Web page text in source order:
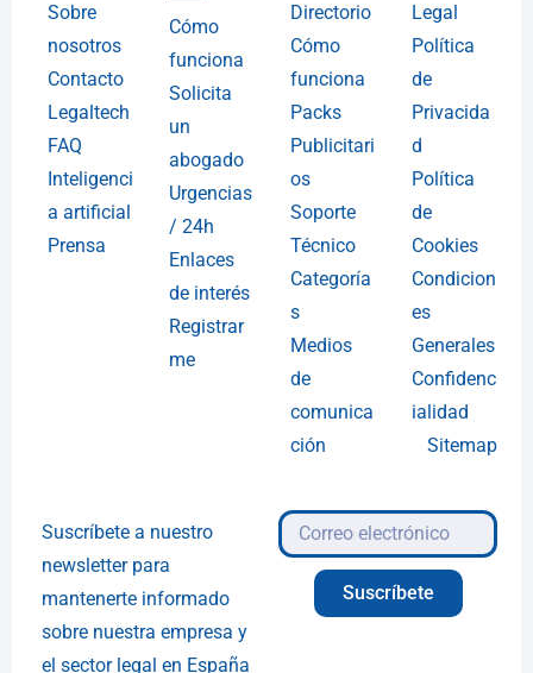
Sobre
nosotros
Contacto
Legaltech
FAQ
Inteligenci
a artificial
Prensa
Cómo
funciona
Solicita
un
abogado
Urgencias
/ 24h
Enlaces
de interés
Registrar
me
Directorio
Cómo
funciona
Packs
Publicitari
os
Soporte
Técnico
Categoría
s
Medios
de
comunica
ción
Legal
Política
de
Privacida
d
Política
de
Cookies
Condicion
es
Generales
Confidenc
ialidad
Sitemap
Suscríbete a nuestro
newsletter para
mantenerte informado
sobre nuestra empresa y
el sector legal en España
Suscríbete